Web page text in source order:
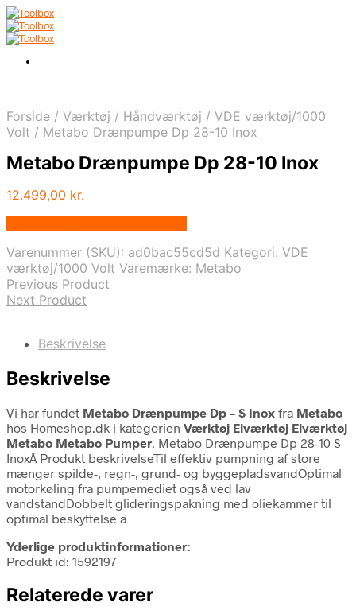
Forside / Værktøj / Håndværktøj / VDE værktøj/1000
Volt / Metabo Drænpumpe Dp 28-10 Inox
Metabo Drænpumpe Dp 28-10 Inox
12.499,00 kr.
Varenummer (SKU): ad0bac55cd5d Kategori: VDE
værktøj/1000 Volt Varemærke: Metabo
Previous Product
Next Product
Beskrivelse
Beskrivelse
Vi har fundet Metabo Drænpumpe Dp – S Inox fra Metabo
hos Homeshop.dk i kategorien Værktøj Elværktøj Elværktøj
Metabo Metabo Pumper. Metabo Drænpumpe Dp 28-10 S
InoxÂ Produkt beskrivelseTil effektiv pumpning af store
mænger spilde-, regn-, grund- og byggepladsvandOptimal
motorkøling fra pumpemediet også ved lav
vandstandDobbelt glideringspakning med oliekammer til
optimal beskyttelse a
Yderlige produktinformationer:
Produkt id: 1592197
Relaterede varer